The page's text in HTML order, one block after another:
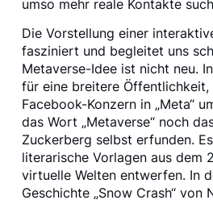
umso mehr reale Kontakte
Die Vorstellung einer
fasziniert und begleitet uns
Metaverse-Idee ist nicht neu.
für eine breitere Öffentlichkeit,
Facebook-Konzern in „Meta“
das Wort „Metaverse“ noch
Zuckerberg selbst erfunden.
literarische Vorlagen aus dem
virtuelle Welten entwerfen. In
Geschichte „Snow Crash“ von